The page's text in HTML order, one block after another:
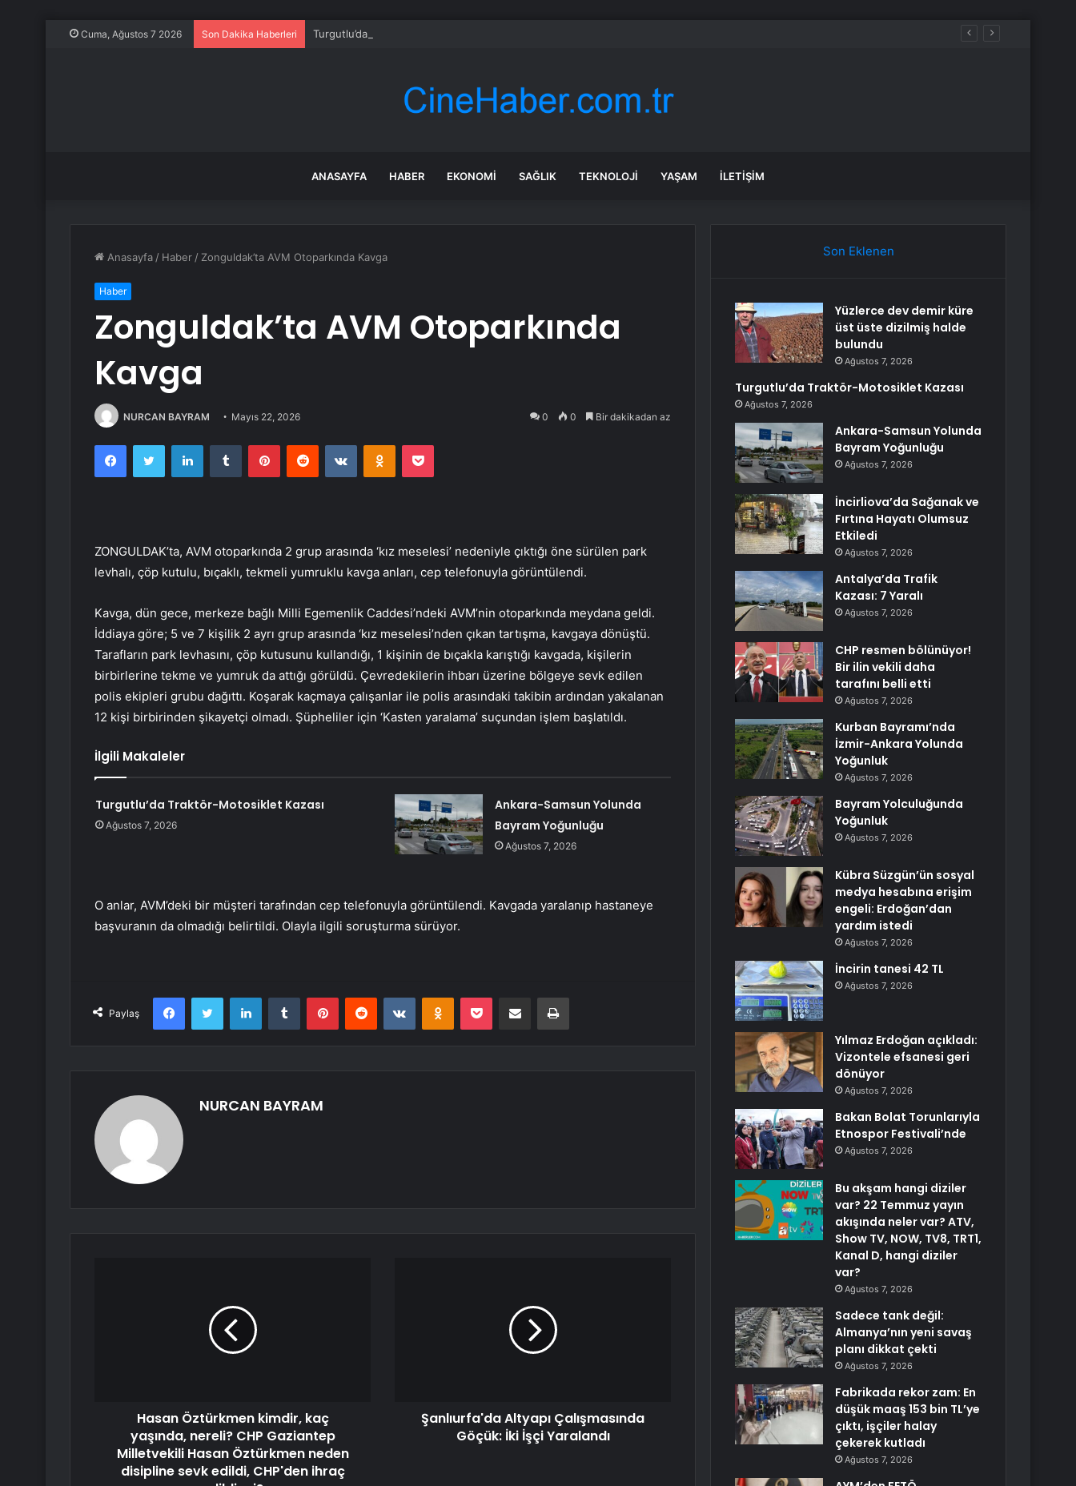
Cuma, Ağustos 7 2026 Son Dakika Haberleri Turgutlu’da Traktör-Motosiklet Kazası
ANASAYFA HABER EKONOMI SAĞLIK TEKNOLOJI YAŞAM İLETIŞIM
Anasayfa / Haber / Zonguldak’ta AVM Otoparkında Kavga
Haber
Zonguldak’ta AVM Otoparkında
Kavga
NURCAN BAYRAM Mayıs 22, 2026 0 0 Bir dakikadan az
FacebookTwitter LinkedInTumblr PinterestReddit VKontakteOdnoklassniki
Pocket
ZONGULDAK’ta, AVM otoparkında 2 grup arasında ‘kız meselesi’ nedeniyle çıktığı öne sürülen park
levhalı, çöp kutulu, bıçaklı, tekmeli yumruklu kavga anları, cep telefonuyla görüntülendi.
Kavga, dün gece, merkeze bağlı Milli Egemenlik Caddesi’ndeki AVM’nin otoparkında meydana geldi.
İddiaya göre; 5 ve 7 kişilik 2 ayrı grup arasında ‘kız meselesi’nden çıkan tartışma, kavgaya dönüştü.
Tarafların park levhasını, çöp kutusunu kullandığı, 1 kişinin de bıçakla karıştığı kavgada, kişilerin
birbirlerine tekme ve yumruk da attığı görüldü. Çevredekilerin ihbarı üzerine bölgeye sevk edilen
polis ekipleri grubu dağıttı. Koşarak kaçmaya çalışanlar ile polis arasındaki takibin ardından yakalanan
12 kişi birbirinden şikayetçi olmadı. Şüpheliler için ‘Kasten yaralama’ suçundan işlem başlatıldı.
İlgili Makaleler
Turgutlu’da Traktör-Motosiklet Kazası
Ağustos 7, 2026
Ankara-Samsun Yolunda
Bayram Yoğunluğu
Ağustos 7, 2026
O anlar, AVM’deki bir müşteri tarafından cep telefonuyla görüntülendi. Kavgada yaralanıp hastaneye
başvuranın da olmadığı belirtildi. Olayla ilgili soruşturma sürüyor.
Paylaş
FacebookTwitter LinkedInTumblr PinterestReddit VKontakteOdnoklassniki
Pocket E-Posta ile paylaş Yazdır
NURCAN BAYRAM
Hasan Öztürkmen kimdir, kaç
yaşında, nereli? CHP Gaziantep
Milletvekili Hasan Öztürkmen neden
disipline sevk edildi, CHP'den ihraç
Şanlıurfa'da Altyapı Çalışmasında
Göçük: İki İşçi Yaralandı
Son Eklenen
Yüzlerce dev demir küre
üst üste dizilmiş halde
bulundu
Ağustos 7, 2026
Turgutlu’da Traktör-Motosiklet Kazası
Ağustos 7, 2026
Ankara-Samsun Yolunda
Bayram Yoğunluğu
Ağustos 7, 2026
İncirliova’da Sağanak ve
Fırtına Hayatı Olumsuz
Etkiledi
Ağustos 7, 2026
Antalya’da Trafik
Kazası: 7 Yaralı
Ağustos 7, 2026
CHP resmen bölünüyor!
Bir ilin vekili daha
tarafını belli etti
Ağustos 7, 2026
Kurban Bayramı’nda
İzmir-Ankara Yolunda
Yoğunluk
Ağustos 7, 2026
Bayram Yolculuğunda
Yoğunluk
Ağustos 7, 2026
Kübra Süzgün’ün sosyal
medya hesabına erişim
engeli: Erdoğan’dan
yardım istedi
Ağustos 7, 2026
İncirin tanesi 42 TL
Ağustos 7, 2026
Yılmaz Erdoğan açıkladı:
Vizontele efsanesi geri
dönüyor
Ağustos 7, 2026
Bakan Bolat Torunlarıyla
Etnospor Festivali’nde
Ağustos 7, 2026
Bu akşam hangi diziler
var? 22 Temmuz yayın
akışında neler var? ATV,
Show TV, NOW, TV8, TRT1,
Kanal D, hangi diziler
var?
Ağustos 7, 2026
Sadece tank değil:
Almanya’nın yeni savaş
planı dikkat çekti
Ağustos 7, 2026
Fabrikada rekor zam: En
düşük maaş 153 bin TL’ye
çıktı, işçiler halay
çekerek kutladı
Ağustos 7, 2026